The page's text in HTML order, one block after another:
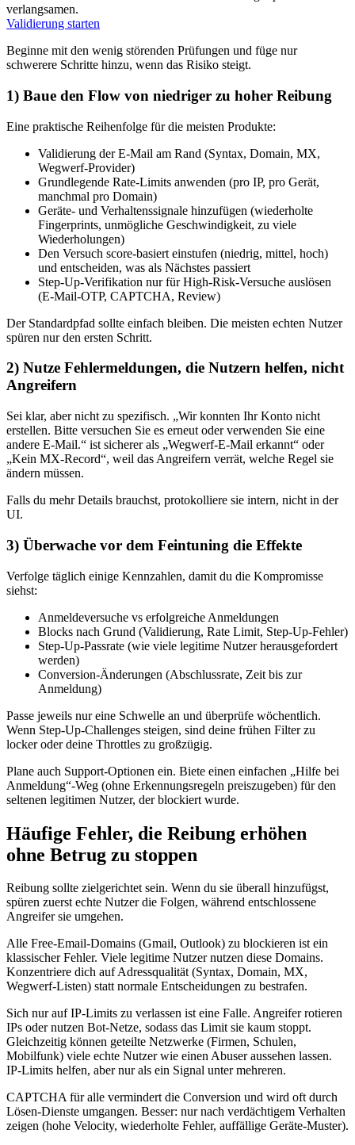
verlangsamen.
Validierung starten
Beginne mit den wenig störenden Prüfungen und füge nur
schwerere Schritte hinzu, wenn das Risiko steigt.
1) Baue den Flow von niedriger zu hoher Reibung
Eine praktische Reihenfolge für die meisten Produkte:
Validierung der E‑Mail am Rand (Syntax, Domain, MX,
Wegwerf‑Provider)
Grundlegende Rate‑Limits anwenden (pro IP, pro Gerät,
manchmal pro Domain)
Geräte‑ und Verhaltenssignale hinzufügen (wiederholte
Fingerprints, unmögliche Geschwindigkeit, zu viele
Wiederholungen)
Den Versuch score‑basiert einstufen (niedrig, mittel, hoch)
und entscheiden, was als Nächstes passiert
Step‑Up‑Verifikation nur für High‑Risk‑Versuche auslösen
(E‑Mail‑OTP, CAPTCHA, Review)
Der Standardpfad sollte einfach bleiben. Die meisten echten Nutzer
spüren nur den ersten Schritt.
2) Nutze Fehlermeldungen, die Nutzern helfen, nicht
Angreifern
Sei klar, aber nicht zu spezifisch. „Wir konnten Ihr Konto nicht
erstellen. Bitte versuchen Sie es erneut oder verwenden Sie eine
andere E‑Mail.“ ist sicherer als „Wegwerf‑E‑Mail erkannt“ oder
„Kein MX‑Record“, weil das Angreifern verrät, welche Regel sie
ändern müssen.
Falls du mehr Details brauchst, protokolliere sie intern, nicht in der
UI.
3) Überwache vor dem Feintuning die Effekte
Verfolge täglich einige Kennzahlen, damit du die Kompromisse
siehst:
Anmeldeversuche vs erfolgreiche Anmeldungen
Blocks nach Grund (Validierung, Rate Limit, Step‑Up‑Fehler)
Step‑Up‑Passrate (wie viele legitime Nutzer herausgefordert
werden)
Conversion‑Änderungen (Abschlussrate, Zeit bis zur
Anmeldung)
Passe jeweils nur eine Schwelle an und überprüfe wöchentlich.
Wenn Step‑Up‑Challenges steigen, sind deine frühen Filter zu
locker oder deine Throttles zu großzügig.
Plane auch Support‑Optionen ein. Biete einen einfachen „Hilfe bei
Anmeldung“‑Weg (ohne Erkennungsregeln preiszugeben) für den
seltenen legitimen Nutzer, der blockiert wurde.
Häufige Fehler, die Reibung erhöhen
ohne Betrug zu stoppen
Reibung sollte zielgerichtet sein. Wenn du sie überall hinzufügst,
spüren zuerst echte Nutzer die Folgen, während entschlossene
Angreifer sie umgehen.
Alle Free‑Email‑Domains (Gmail, Outlook) zu blockieren ist ein
klassischer Fehler. Viele legitime Nutzer nutzen diese Domains.
Konzentriere dich auf Adressqualität (Syntax, Domain, MX,
Wegwerf‑Listen) statt normale Entscheidungen zu bestrafen.
Sich nur auf IP‑Limits zu verlassen ist eine Falle. Angreifer rotieren
IPs oder nutzen Bot‑Netze, sodass das Limit sie kaum stoppt.
Gleichzeitig können geteilte Netzwerke (Firmen, Schulen,
Mobilfunk) viele echte Nutzer wie einen Abuser aussehen lassen.
IP‑Limits helfen, aber nur als ein Signal unter mehreren.
CAPTCHA für alle vermindert die Conversion und wird oft durch
Lösen‑Dienste umgangen. Besser: nur nach verdächtigem Verhalten
zeigen (hohe Velocity, wiederholte Fehler, auffällige Geräte‑Muster).